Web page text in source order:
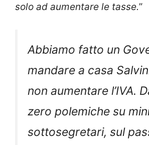
solo ad aumentare le tasse.”
Abbiamo fatto un
mandare a casa
non aumentare l’IVA.
zero polemiche su
sottosegretari, sul